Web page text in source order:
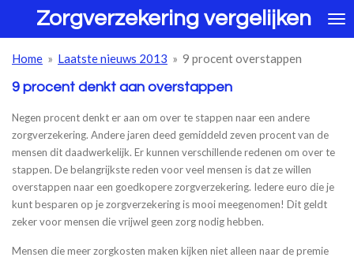
de
hoofdinhoud
Zorgverzekering vergelijken
Home » Laatste nieuws 2013 » 9 procent overstappen
9 procent denkt aan overstappen
Negen procent denkt er aan om over te stappen naar een andere
zorgverzekering. Andere jaren deed gemiddeld zeven procent van de
mensen dit daadwerkelijk. Er kunnen verschillende redenen om over te
stappen. De belangrijkste reden voor veel mensen is dat ze willen
overstappen naar een goedkopere zorgverzekering. Iedere euro die je
kunt besparen op je zorgverzekering is mooi meegenomen! Dit geldt
zeker voor mensen die vrijwel geen zorg nodig hebben.
Mensen die meer zorgkosten maken kijken niet alleen naar de premie